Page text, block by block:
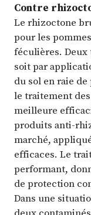
Contre
Le rhizoctone
pour les
féculières.
soit par
du sol en raie
le traitement
meilleure
produits anti-
marché,
efficaces. Le
performant,
de protection
Dans une